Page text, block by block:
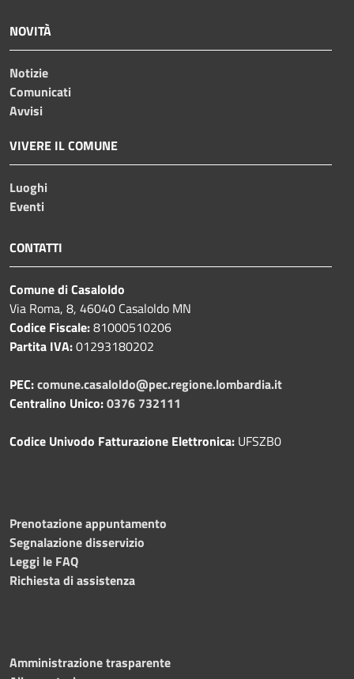
NOVITÀ
Notizie
Comunicati
Avvisi
VIVERE IL COMUNE
Luoghi
Eventi
CONTATTI
Comune di Casaloldo
Via Roma, 8, 46040 Casaloldo MN
Codice Fiscale:81000510206
Partita IVA:01293180202
PEC:comune.casaloldo@pec.regione.lombardia.it
Centralino Unico:0376 732111
Codice Univodo Fatturazione Elettronica: UFSZB0
Prenotazione appuntamento
Segnalazione disservizio
Leggi le FAQ
Richiesta di assistenza
Amministrazione trasparente